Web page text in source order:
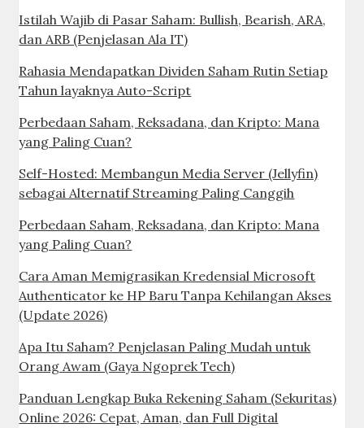
Istilah Wajib di Pasar Saham: Bullish, Bearish, ARA,
dan ARB (Penjelasan Ala IT)
Rahasia Mendapatkan Dividen Saham Rutin Setiap
Tahun layaknya Auto-Script
Perbedaan Saham, Reksadana, dan Kripto: Mana
yang Paling Cuan?
Self-Hosted: Membangun Media Server (Jellyfin)
sebagai Alternatif Streaming Paling Canggih
Perbedaan Saham, Reksadana, dan Kripto: Mana
yang Paling Cuan?
Cara Aman Memigrasikan Kredensial Microsoft
Authenticator ke HP Baru Tanpa Kehilangan Akses
(Update 2026)
Apa Itu Saham? Penjelasan Paling Mudah untuk
Orang Awam (Gaya Ngoprek Tech)
Panduan Lengkap Buka Rekening Saham (Sekuritas)
Online 2026: Cepat, Aman, dan Full Digital